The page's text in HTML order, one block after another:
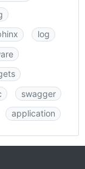
log
swagger
application